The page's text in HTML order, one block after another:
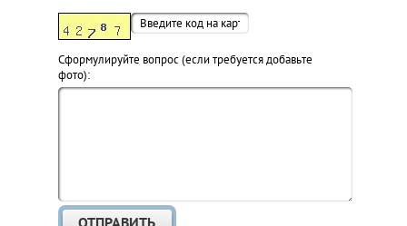
Cформулируйте вопрос (если требуется добавьте
фото):